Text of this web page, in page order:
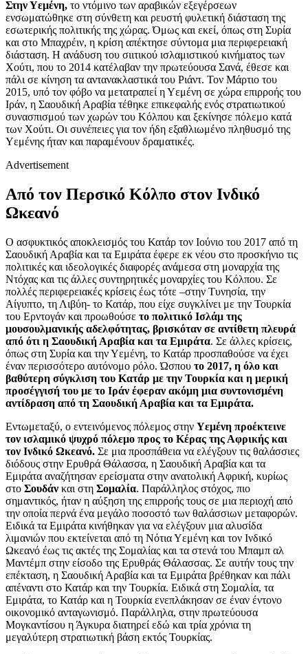
Στην Υεμένη, το ντόμινο των αραβικών εξεγέρσεων
ενσωματώθηκε στη σύνθετη και ρευστή φυλετική διάσταση της
εσωτερικής πολιτικής της χώρας. Όμως και εκεί, όπως στη Συρία
και στο Μπαχρέιν, η κρίση απέκτησε σύντομα μια περιφερειακή
διάσταση. Η ανάδυση του σιιτικού ισλαμιστικού κινήματος των
Χούτι, που το 2014 κατέλαβαν την πρωτεύουσα Σανά, έθεσε και
πάλι σε κίνηση τα αντανακλαστικά του Ριάντ. Τον Μάρτιο του
2015, υπό τον φόβο να μετατραπεί η Υεμένη σε χώρα επιρροής του
Ιράν, η Σαουδική Αραβία τέθηκε επικεφαλής ενός στρατιωτικού
συνασπισμού των χωρών του Κόλπου και ξεκίνησε πόλεμο κατά
των Χούτι. Οι συνέπειες για τον ήδη εξαθλιωμένο πληθυσμό της
Υεμένης ήταν και παραμένουν δραματικές.
Advertisement
Από τον Περσικό Κόλπο στον Ινδικό
Ωκεανό
Ο ασφυκτικός αποκλεισμός του Κατάρ τον Ιούνιο του 2017 από τη
Σαουδική Αραβία και τα Εμιράτα έφερε εκ νέου στο προσκήνιο τις
πολιτικές και ιδεολογικές διαφορές ανάμεσα στη μοναρχία της
Ντόχας και τις άλλες συντηρητικές μοναρχίες του Κόλπου. Σε
πολλές περιφερειακές κρίσεις έως τότε –στην Τυνησία, την
Αίγυπτο, τη Λιβύη- το Κατάρ, που είχε συγκλίνει με την Τουρκία
του Ερντογάν και προωθούσε το πολιτικό Ισλάμ της
μουσουλμανικής αδελφότητας, βρισκόταν σε αντίθετη πλευρά
από ότι η Σαουδική Αραβία και τα Εμιράτα. Σε άλλες κρίσεις,
όπως στη Συρία και την Υεμένη, το Κατάρ προσπαθούσε να έχει
έναν περισσότερο αυτόνομο ρόλο. Ώσπου το 2017, η όλο και
βαθύτερη σύγκλιση του Κατάρ με την Τουρκία και η μερική
προσέγγισή του με το Ιράν έφεραν ακόμη μια συντονισμένη
αντίδραση από τη Σαουδική Αραβία και τα Εμιράτα.
Εντωμεταξύ, ο εντεινόμενος πόλεμος στην Υεμένη προέκτεινε
τον ισλαμικό ψυχρό πόλεμο προς το Κέρας της Αφρικής και
τον Ινδικό Ωκεανό. Σε μια προσπάθεια να ελέγξουν τις θαλάσσιες
διόδους στην Ερυθρά Θάλασσα, η Σαουδική Αραβία και τα
Εμιράτα αναζήτησαν ερείσματα στην ανατολική Αφρική, κυρίως
στο Σουδάν και στη Σομαλία. Παράλληλος στόχος, πιο
σημαντικός, ήταν η αύξηση της επιρροής τους σε μια περιοχή από
την οποία περνά ένα μεγάλο ποσοστό των θαλάσσιων μεταφορών.
Ειδικά τα Εμιράτα κινήθηκαν για να ελέγξουν μια αλυσίδα
λιμανιών που εκτείνεται από τη Νότια Υεμένη και τον Ινδικό
Ωκεανό έως τις ακτές της Σομαλίας και τα στενά του Μπαμπ αλ
Μαντέμπ στην είσοδο της Ερυθράς Θάλασσας. Σε αυτήν τους την
επέκταση, η Σαουδική Αραβία και τα Εμιράτα βρέθηκαν και πάλι
απέναντι στο Κατάρ και την Τουρκία. Ειδικά στη Σομαλία, τα
Εμιράτα, το Κατάρ και η Τουρκία ενεπλάκησαν σε έναν έντονο
οικονομικό ανταγωνισμό. Παράλληλα, στην πρωτεύουσα
Μογκαντίσου η Άγκυρα διατηρεί εδώ και τρία χρόνια τη
μεγαλύτερη στρατιωτική βάση εκτός Τουρκίας.